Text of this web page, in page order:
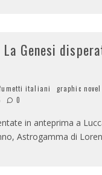
Genesi
italiani
graphic novel
0
in anteprima a
Astrogamma di